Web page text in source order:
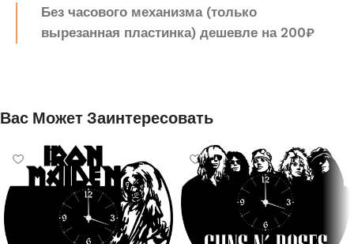
Без часового механизма (только
вырезанная пластинка) дешевле на 200₽
Вас Может Заинтересовать